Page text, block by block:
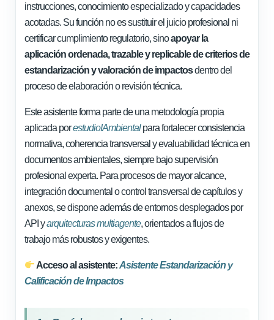
instrucciones, conocimiento especializado y capacidades
acotadas. Su función no es sustituir el juicio profesional ni
certificar cumplimiento regulatorio, sinoapoyar la
aplicación ordenada, trazable y replicable de criterios de
estandarización y valoración de impactosdentro del
proceso de elaboración o revisión técnica.
Este asistente forma parte de una metodología propia
aplicada porestudioIAmbientalpara fortalecer consistencia
normativa, coherencia transversal y evaluabilidad técnica en
documentos ambientales, siempre bajo supervisión
profesional experta. Para procesos de mayor alcance,
integración documental o control transversal de capítulos y
anexos, se dispone además de entornos desplegados por
API yarquitecturas multiagente, orientados a flujos de
trabajo más robustos y exigentes.
Acceso al asistente:Asistente Estandarización y
Calificación de Impactos